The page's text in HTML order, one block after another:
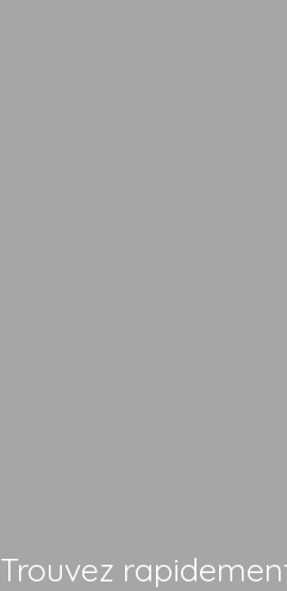
Trouvez